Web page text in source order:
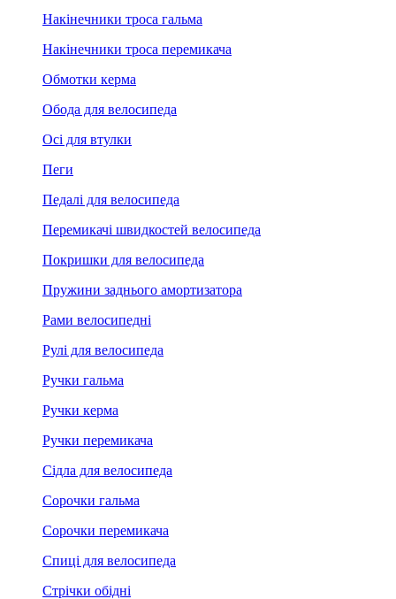
Накінечники троса гальма
Накінечники троса перемикача
Обмотки керма
Обода для велосипеда
Осі для втулки
Пеги
Педалі для велосипеда
Перемикачі швидкостей велосипеда
Покришки для велосипеда
Пружини заднього амортизатора
Рами велосипедні
Рулі для велосипеда
Ручки гальма
Ручки керма
Ручки перемикача
Сідла для велосипеда
Сорочки гальма
Сорочки перемикача
Спиці для велосипеда
Стрічки обідні